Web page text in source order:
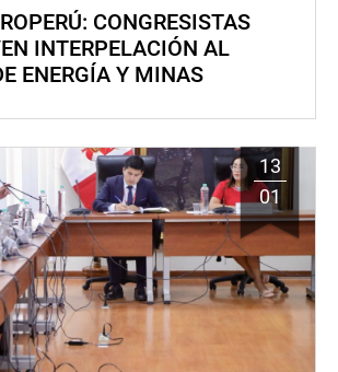
CONGRESISTAS
INTERPELACIÓN AL
ENERGÍA Y MINAS
13
01